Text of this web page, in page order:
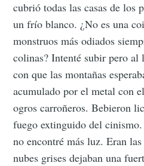
cubrió todas las casas de los
un frío blanco. ¿No es una
monstruos más odiados
colinas? Intenté subir pero al
con que las montañas
acumulado por el metal con
ogros carroñeros. Bebieron
fuego extinguido del
no encontré más luz. Eran
nubes grises dejaban una